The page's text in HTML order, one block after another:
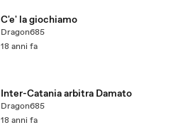
C'e' la giochiamo
Dragon685
18 anni fa
Inter-Catania arbitra Damato
Dragon685
18 anni fa